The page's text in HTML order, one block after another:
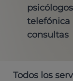
telefónica
consultas
Todos los